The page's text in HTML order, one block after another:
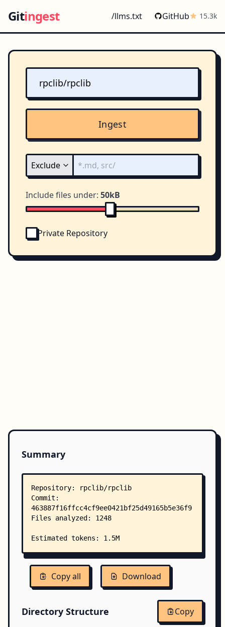
Gitingest /llms.txt GitHub 15.3k
Ingest
Include files under: 50kB
Private Repository
Summary
Copy all Download
Directory Structure Copy